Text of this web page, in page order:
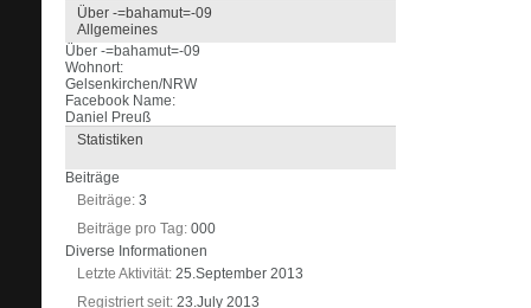
Über -=bahamut=-09
Allgemeines
Über -=bahamut=-09
Wohnort:
Gelsenkirchen/NRW
Facebook Name:
Daniel Preuß
Statistiken
Beiträge
Beiträge 3
Beiträge pro Tag 000
Diverse Informationen
Letzte Aktivität 25.September 2013
Registriert seit 23.July 2013